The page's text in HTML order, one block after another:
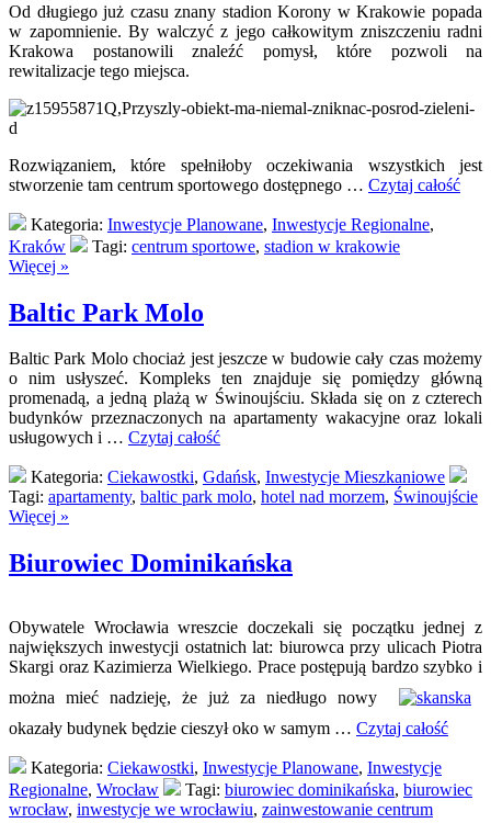
Od długiego już czasu znany stadion Korony w Krakowie popada
w zapomnienie. By walczyć z jego całkowitym zniszczeniu radni
Krakowa postanowili znaleźć pomysł, które pozwoli na
rewitalizacje tego miejsca.
Rozwiązaniem, które spełniłoby oczekiwania wszystkich jest
stworzenie tam centrum sportowego dostępnego … Czytaj całość
Kategoria: Inwestycje Planowane, Inwestycje Regionalne,
Kraków
Tagi: centrum sportowe, stadion w krakowie
Więcej »
Baltic Park Molo
Baltic Park Molo chociaż jest jeszcze w budowie cały czas możemy
o nim usłyszeć. Kompleks ten znajduje się pomiędzy główną
promenadą, a jedną plażą w Świnoujściu. Składa się on z czterech
budynków przeznaczonych na apartamenty wakacyjne oraz lokali
usługowych i … Czytaj całość
Kategoria: Ciekawostki, Gdańsk, Inwestycje Mieszkaniowe
Tagi: apartamenty, baltic park molo, hotel nad morzem, Świnoujście
Więcej »
Biurowiec Dominikańska
Obywatele Wrocławia wreszcie doczekali się początku jednej z
największych inwestycji ostatnich lat: biurowca przy ulicach Piotra
Skargi oraz Kazimierza Wielkiego. Prace postępują bardzo szybko i
można mieć nadzieję, że już za niedługo nowy
okazały budynek będzie cieszył oko w samym … Czytaj całość
Kategoria: Ciekawostki, Inwestycje Planowane, Inwestycje
Regionalne, Wrocław Tagi: biurowiec dominikańska, biurowiec
wrocław, inwestycje we wrocławiu, zainwestowanie centrum